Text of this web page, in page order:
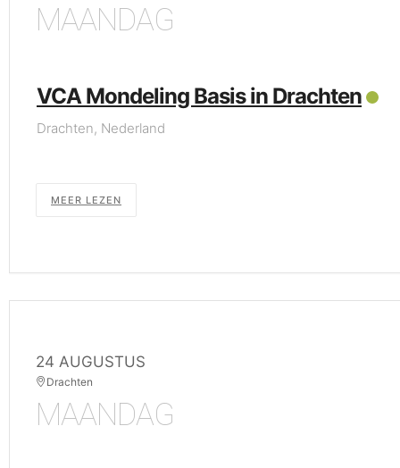
MAANDAG
VCA Mondeling Basis in Drachten
Drachten, Nederland
MEER LEZEN
24 AUGUSTUS
Drachten
MAANDAG